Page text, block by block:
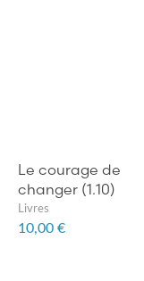
Le courage de
changer (1.10)
Livres
10,00 €